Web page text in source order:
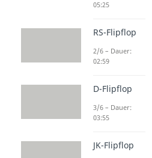
1, wenn eine
Inputs auch 1
Highs gerade,
Booleschen
wie folgt
Studyflix vernetzt:
05:25
RS-Flipflop
2/6 – Dauer:
02:59
D-Flipflop
3/6 – Dauer:
03:55
JK-Flipflop